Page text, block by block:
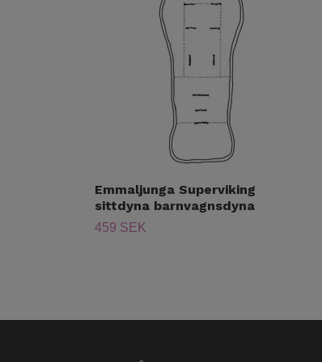
Emmaljunga Superviking
sittdyna barnvagnsdyna
459 SEK